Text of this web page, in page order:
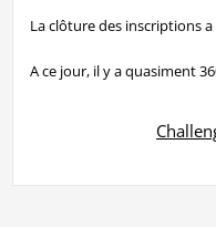
La clôture des inscriptions
A ce jour, il y a quasiment